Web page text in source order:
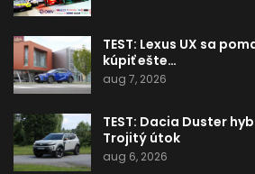
TEST: Lexus UX sa
kúpiť ešte…
aug 7, 2026
TEST: Dacia Duster
Trojitý útok
aug 6, 2026